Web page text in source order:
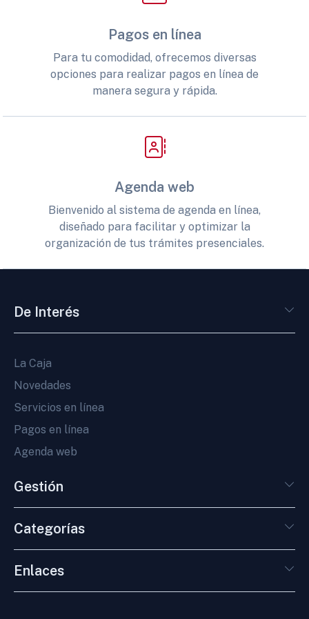
Pagos en línea
Para tu comodidad, ofrecemos diversas
opciones para realizar pagos en línea de
manera segura y rápida.
Agenda web
Bienvenido al sistema de agenda en línea,
diseñado para facilitar y optimizar la
organización de tus trámites presenciales.
De Interés
La Caja
Novedades
Servicios en línea
Pagos en línea
Agenda web
Gestión
Categorías
Enlaces